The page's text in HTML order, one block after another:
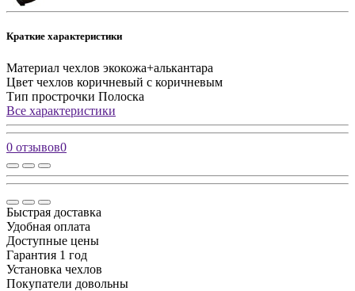
Краткие характеристики
Материал чехлов экокожа+алькантара
Цвет чехлов коричневый с коричневым
Тип прострочки Полоска
Все характеристики
0 отзывов0
Быстрая доставка
Удобная оплата
Доступные цены
Гарантия 1 год
Установка чехлов
Покупатели довольны